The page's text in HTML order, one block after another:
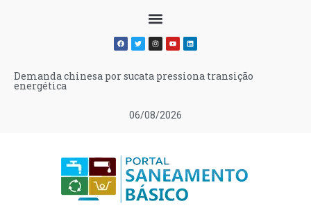
06/08/2026
Demanda chinesa por sucata pressiona transição
energética